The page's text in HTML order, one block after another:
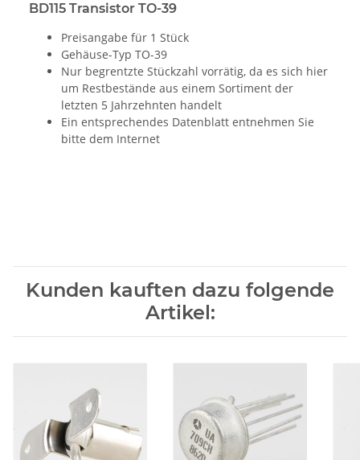
BD115 Transistor TO-39
Preisangabe für 1 Stück
Gehäuse-Typ TO-39
Nur begrentzte Stückzahl vorrätig, da es sich hier
um Restbestände aus einem Sortiment der
letzten 5 Jahrzehnten handelt
Ein entsprechendes Datenblatt entnehmen Sie
bitte dem Internet
Kunden kauften dazu folgende
Artikel: